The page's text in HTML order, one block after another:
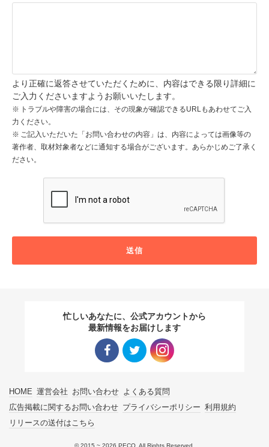
より正確に返答させていただくために、内容はできる限り詳細に
ご入力くださいますようお願いいたします。
トラブルや障害の場合には、その現象が確認できるURLもあわせてご入
力ください。
ご記入いただいた「お問い合わせの内容」は、内容によっては画像等の
著作者、取材対象者などに通知する場合がございます。あらかじめご了承く
ださい。
送信
忙しいあなたに、公式アカウントから
最新情報をお届けします
HOME 運営会社 お問い合わせ よくある質問
広告掲載に関するお問い合わせ プライバシーポリシー 利用規約
リリースの送付はこちら
© 2015 ~ 2026 PECO. All Rights Reserved.